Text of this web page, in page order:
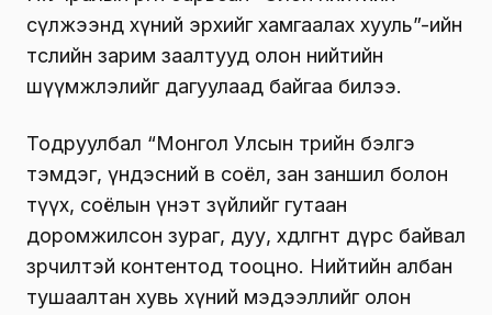
сүлжээнд хүний эрхийг хамгаалах хууль”-ийн
төслийн зарим заалтууд олон нийтийн
шүүмжлэлийг дагуулаад байгаа билээ.
Тодруулбал “Монгол Улсын төрийн бэлгэ
тэмдэг, үндэсний өв соёл, зан заншил болон
түүх, соёлын үнэт зүйлийг гутаан
доромжилсон зураг, дуу, хөдөлгөөнт дүрс байвал
зөрчилтэй контентод тооцно. Нийтийн албан
тушаалтан хувь хүний мэдээллийг олон